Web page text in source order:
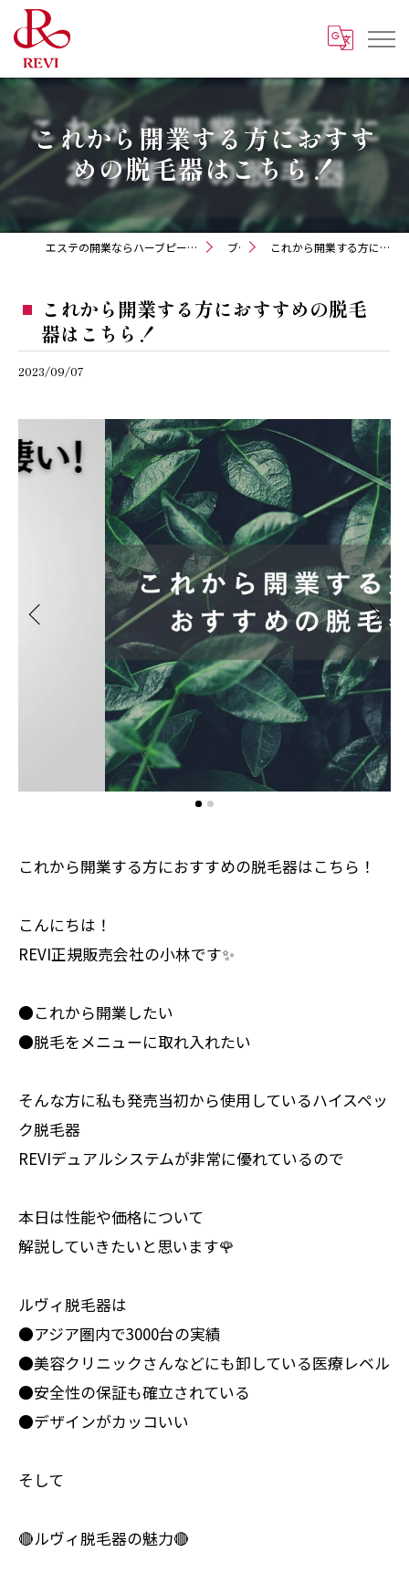
これから開業する方におすす
めの脱毛器はこちら！
エステの開業ならハーブピーリング REVI化粧品 正規取扱販売会社 ブログ これから開業する方におすすめの脱毛器はこちら！
これから開業する方におすすめの脱毛
器はこちら！
2023/09/07
これから開業する方におすすめの脱毛器はこちら！
こんにちは！
REVI正規販売会社の小林です✨
●これから開業したい
●脱毛をメニューに取れ入れたい
そんな方に私も発売当初から使用しているハイスペッ
ク脱毛器
REVIデュアルシステムが非常に優れているので
本日は性能や価格について
解説していきたいと思います🌹
ルヴィ脱毛器は
●アジア圏内で3000台の実績
●美容クリニックさんなどにも卸している医療レベル
●安全性の保証も確立されている
●デザインがカッコいい
そして
🔴ルヴィ脱毛器の魅力🔴